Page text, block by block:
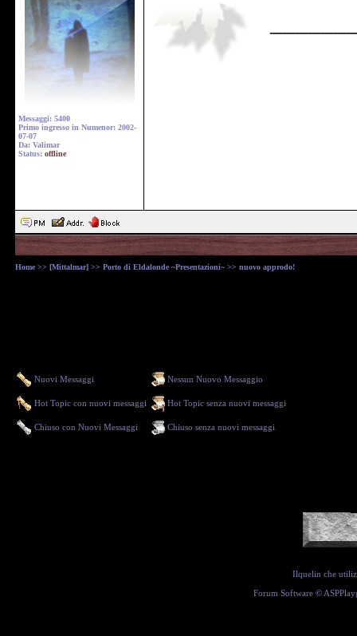
Messaggi: 5400
Primo ingresso in Numenor: 2002-
07-07
Da: Valimar
Status: offline
Home >> [Mittalmar] >> Porto di Eldalonde ~Presentazioni~ >> nuovo approdo!
Nuovi Messaggi Nessun Nuovo Messaggio
Hot Topic con nuovi messaggi Hot Topic senza nuovi messaggi
Chiuso con Nuovi Messaggi Chiuso senza nuovi messaggi
Ilquelin che
Forum Software ©